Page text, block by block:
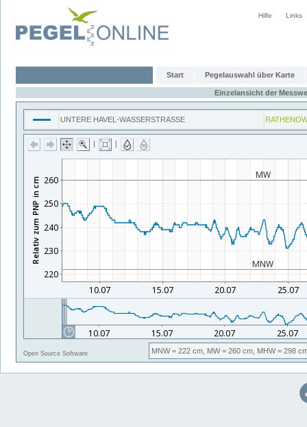
Hilfe Links
Start Pegelauswahl über Karte
Einzelansicht der
UNTERE HAVEL-WASSERSTRASSE
| |
Open Source Software MNW= 222 cm, MW= 260 cm, MHW= 298